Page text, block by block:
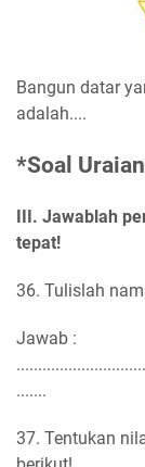
Bangun datar
adalah....
*Soal
III. Jawablah
tepat!
36. Tulislah
Jawab :
.......
37. Tentukan